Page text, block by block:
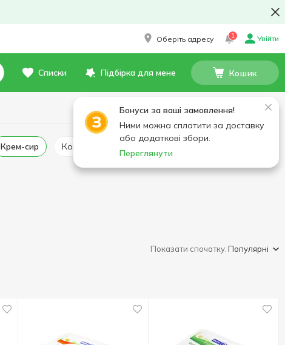
Оберіть адресу 1 Увійти
Списки Підбірка для мене Кошик
Бонуси за ваші замовлення!
Ними можна сплатити за доставку
або додаткові збори.
Переглянути
Крем-сир Копчений сир Закуски бутербродні
Показати спочатку:Популярні